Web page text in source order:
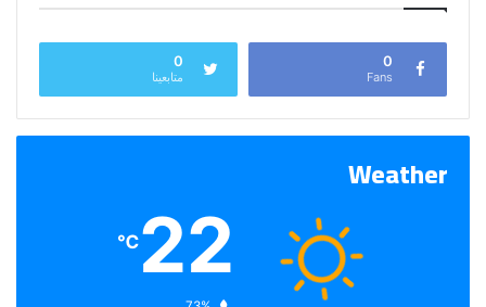
0
Fans
0
متابعينا
Weather
22
℃